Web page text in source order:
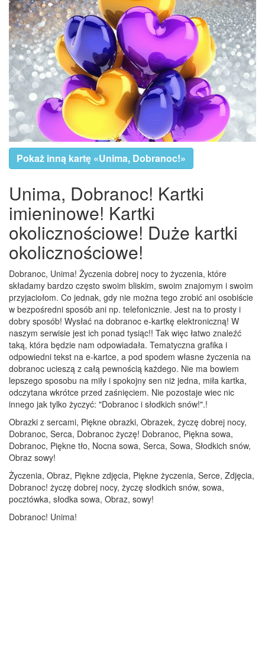
Pokaż inną kartę «Unima, Dobranoc!»
Unima, Dobranoc! Kartki
imieninowe! Kartki
okolicznościowe! Duże kartki
okolicznościowe!
Dobranoc, Unima! Życzenia dobrej nocy to życzenia, które
składamy bardzo często swoim bliskim, swoim znajomym i swoim
przyjaciołom. Co jednak, gdy nie można tego zrobić ani osobiście
w bezpośredni sposób ani np. telefonicznie. Jest na to prosty i
dobry sposób! Wysłać na dobranoc e-kartkę elektroniczną! W
naszym serwisie jest ich ponad tysiąc!! Tak więc łatwo znaleźć
taką, która będzie nam odpowiadała. Tematyczna grafika i
odpowiedni tekst na e-kartce, a pod spodem własne życzenia na
dobranoc ucieszą z całą pewnością każdego. Nie ma bowiem
lepszego sposobu na miły i spokojny sen niż jedna, miła kartka,
odczytana wkrótce przed zaśnięciem. Nie pozostaje wiec nic
innego jak tylko życzyć: "Dobranoc i słodkich snów!".!
Obrazki z sercami, Piękne obrazki, Obrazek, życzę dobrej nocy,
Dobranoc, Serca, Dobranoc życzę! Dobranoc, Piękna sowa,
Dobranoc, Piękne tło, Nocna sowa, Serca, Sowa, Słodkich snów,
Obraz sowy!
Życzenia, Obraz, Piękne zdjęcia, Piękne życzenia, Serce, Zdjęcia,
Dobranoc! życzę dobrej nocy, życzę słodkich snów, sowa,
pocztówka, słodka sowa, Obraz, sowy!
Dobranoc! Unima!